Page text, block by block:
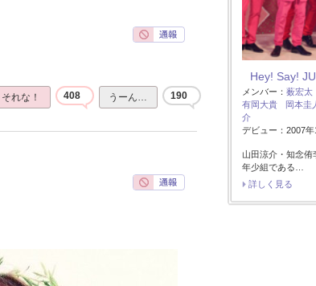
それな！ 408 うーん… 190
Hey! Say!
メンバー： 薮宏太
有岡大貴
岡本圭
介
デビュー：2007年
山田涼介・知念侑
年少組である…
詳しく見る